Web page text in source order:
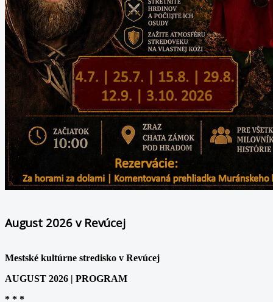
August 2026 v Revúcej
Mestské kultúrne stredisko v Revúcej
AUGUST 2026 | PROGRAM
* * *